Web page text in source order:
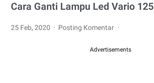
Cara Ganti Lampu Led Vario 125
25 Feb, 2020 Posting Komentar
Advertisements